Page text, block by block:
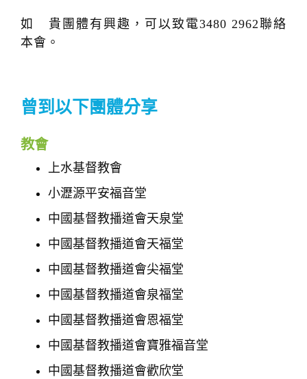
o
如 貴團體有興趣，可以致電3480 2962聯絡
本會。
曾到以下團體分享
教會
上水基督教會
小瀝源平安福音堂
中國基督教播道會天泉堂
中國基督教播道會天福堂
中國基督教播道會尖福堂
中國基督教播道會泉福堂
中國基督教播道會恩福堂
中國基督教播道會寶雅福音堂
中國基督教播道會歡欣堂